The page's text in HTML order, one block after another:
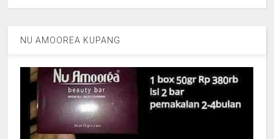
NU AMOOREA KUPANG